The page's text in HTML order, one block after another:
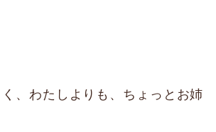
、わたしよりも、ちょっとお姉